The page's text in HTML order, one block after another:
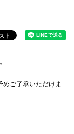
ご了承いただけま